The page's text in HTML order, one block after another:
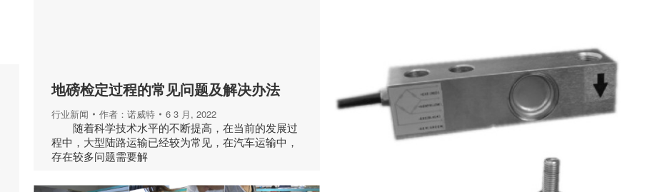
地磅检定过程的常见问题及解决办法
行业新闻 作者： 诺威特 6 3 月, 2022
随着科学技术水平的不断提高，在当前的发展过
程中，大型陆路运输已经较为常见，在汽车运输中，
存在较多问题需要解